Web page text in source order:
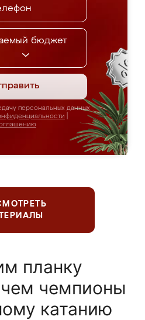
бюджет
персональных данных
планку
чем чемпионы
катанию